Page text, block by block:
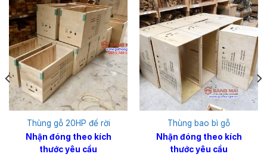
Thùng gỗ 20HP đế rời
Nhận đóng theo kích
thước yêu cầu
Thùng bao bì gỗ
Nhận đóng theo kích
thước yêu cầu